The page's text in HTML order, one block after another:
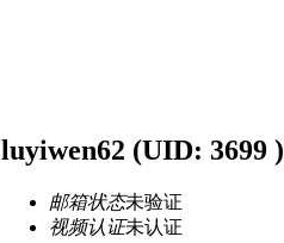
luyiwen62 (UID: 3699 )
邮箱状态未验证
视频认证未认证